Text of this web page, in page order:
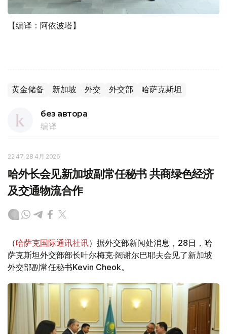
【编译：阿依波塔】
黄金储备 新加坡 外交 外交部 哈萨克斯坦
без автора
编译
22:47, 28 4月 2026
哈外长会见新加坡副常任秘书 共商绿色经济
及交通物流合作
（哈萨克国际通讯社讯）据外交部新闻处消息，28日，哈
萨克斯坦外交部部长叶尔梅克·阔谢尔巴耶夫会见了新加坡
外交部副常任秘书Kevin Cheok。